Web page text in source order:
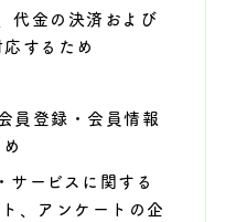
代金の決済および
するため
員登録・会員情報
サービスに関する
、アンケートの企